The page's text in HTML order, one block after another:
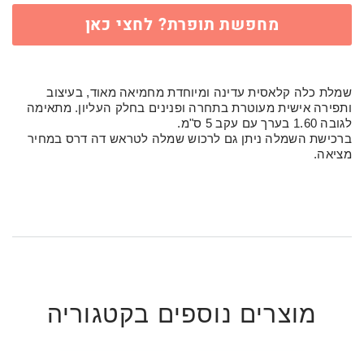
מחפשת תופרת? לחצי כאן
שמלת כלה קלאסית עדינה ומיוחדת מחמיאה מאוד, בעיצוב
ותפירה אישית מעוטרת בתחרה ופנינים בחלק העליון. מתאימה
לגובה 1.60 בערך עם עקב 5 ס"מ.
ברכישת השמלה ניתן גם לרכוש שמלה לטראש דה דרס במחיר
מציאה.
מוצרים נוספים בקטגוריה